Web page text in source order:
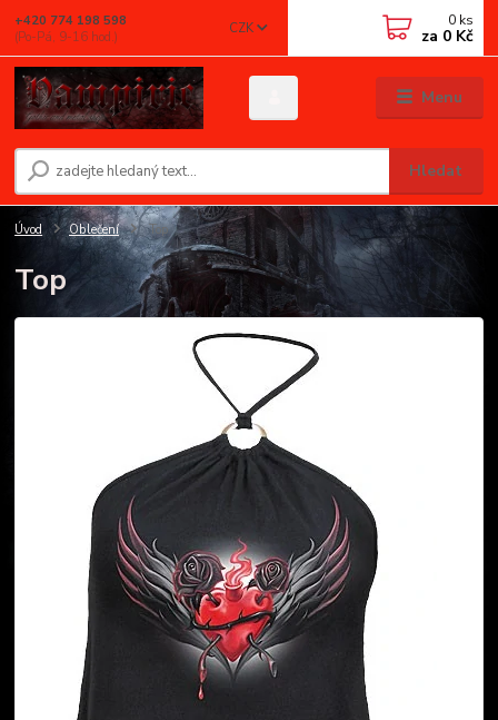
Menu
CZK
Hledat
+420 774 198 598
(Po-Pá, 9-16 hod.)
0 ks
za 0 Kč
Úvod Oblečení Top
Top